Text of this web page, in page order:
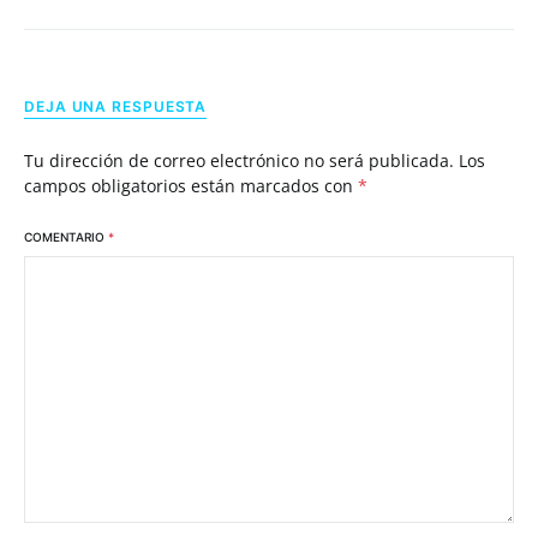
DEJA UNA RESPUESTA
Tu dirección de correo electrónico no será publicada. Los
campos obligatorios están marcados con *
COMENTARIO *